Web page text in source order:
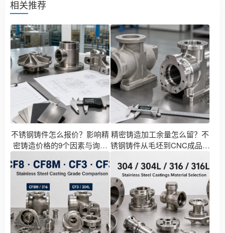
相关推荐
不锈钢铸件怎么报价？影响精
密铸造价格的9个因素与询价
精密铸造加工余量怎么留？不
锈钢铸件从毛坯到CNC成品的